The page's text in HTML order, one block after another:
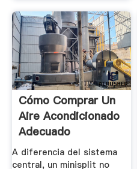
Cómo Comprar Un
Aire Acondicionado
Adecuado
A diferencia del sistema
central, un minisplit no